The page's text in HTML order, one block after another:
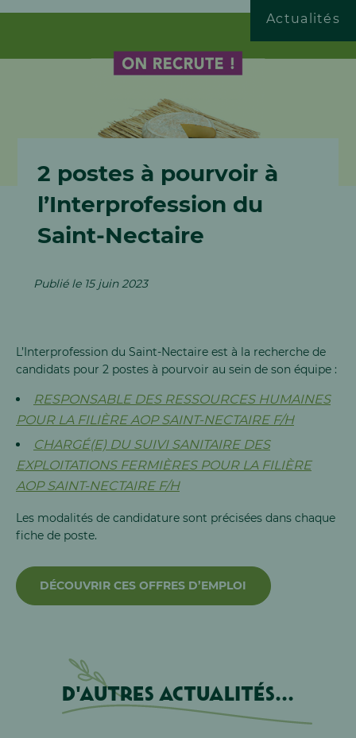
ESPACE DOCUMENTAIRE
ESPACE PRO
Jobs & Carrière
Actualités
2 postes à pourvoir à
l’Interprofession du
Saint-Nectaire
Publié le 15 juin 2023
L’Interprofession du Saint-Nectaire est à la recherche de
candidats pour 2 postes à pourvoir au sein de son équipe :
RESPONSABLE DES RESSOURCES HUMAINES
POUR LA FILIÈRE AOP SAINT-NECTAIRE F/H
CHARGÉ(E) DU SUIVI SANITAIRE DES
EXPLOITATIONS FERMIÈRES POUR LA FILIÈRE
AOP SAINT-NECTAIRE F/H
Les modalités de candidature sont précisées dans chaque
fiche de poste.
DÉCOUVRIR CES OFFRES D’EMPLOI
D'autres actualités...